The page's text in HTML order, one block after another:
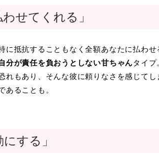
せてくれる」
に抵抗することもなく全額あなたに払わ
分が責任を負おうとしない甘ちゃんタイプ
れもあり、そんな彼に頼りなさを感じて
あることも。
する」